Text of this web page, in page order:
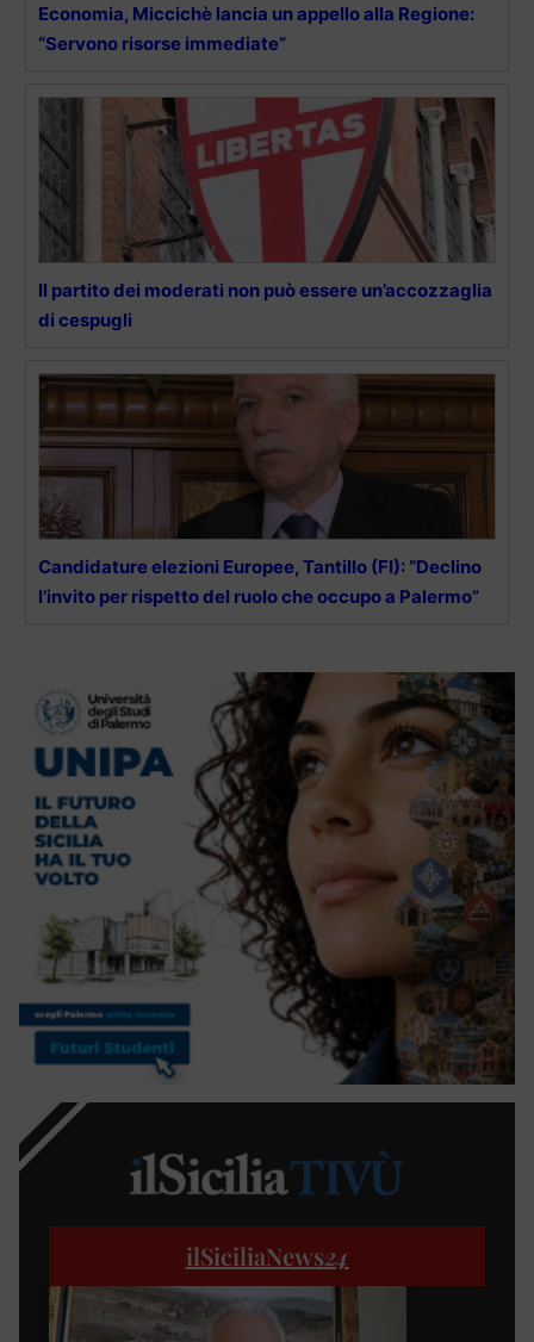
Economia, Miccichè lancia un appello alla Regione:
“Servono risorse immediate”
Il partito dei moderati non può essere un’accozzaglia
di cespugli
Candidature elezioni Europee, Tantillo (FI): “Declino
l’invito per rispetto del ruolo che occupo a Palermo”
ilSiciliaNews24